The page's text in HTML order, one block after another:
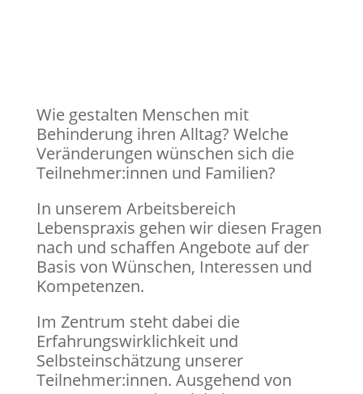
Wie gestalten Menschen mit
Behinderung ihren Alltag? Welche
Veränderungen wünschen sich die
Teilnehmer:innen und Familien?
In unserem Arbeitsbereich
Lebenspraxis gehen wir diesen Fragen
nach und schaffen Angebote auf der
Basis von Wünschen, Interessen und
Kompetenzen.
Im Zentrum steht dabei die
Erfahrungswirklichkeit und
Selbsteinschätzung unserer
Teilnehmer:innen. Ausgehend von